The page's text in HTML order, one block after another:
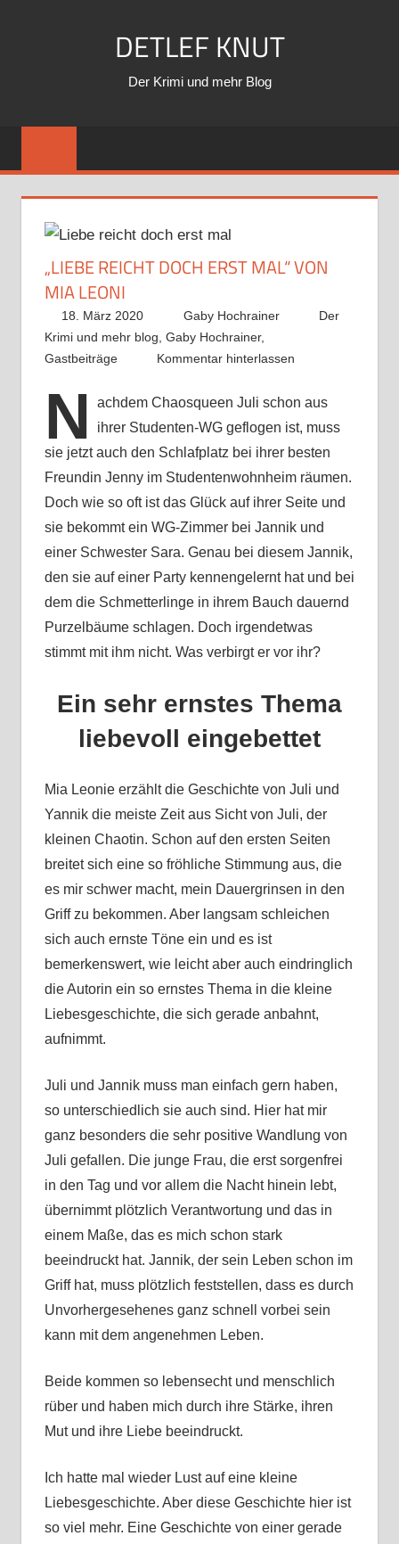
DETLEF KNUT
Der Krimi und mehr Blog
„LIEBE REICHT DOCH ERST MAL“ VON
MIA LEONI
18. März 2020 Gaby Hochrainer
Der
Krimi und mehr blog, Gaby Hochrainer,
Gastbeiträge
Kommentar hinterlassen
N
achdem Chaosqueen Juli schon aus
ihrer Studenten-WG geflogen ist, muss
sie jetzt auch den Schlafplatz bei ihrer besten
Freundin Jenny im Studentenwohnheim räumen.
Doch wie so oft ist das Glück auf ihrer Seite und
sie bekommt ein WG-Zimmer bei Jannik und
einer Schwester Sara. Genau bei diesem Jannik,
den sie auf einer Party kennengelernt hat und bei
dem die Schmetterlinge in ihrem Bauch dauernd
Purzelbäume schlagen. Doch irgendetwas
stimmt mit ihm nicht. Was verbirgt er vor ihr?
Ein sehr ernstes Thema
liebevoll eingebettet
Mia Leonie erzählt die Geschichte von Juli und
Yannik die meiste Zeit aus Sicht von Juli, der
kleinen Chaotin. Schon auf den ersten Seiten
breitet sich eine so fröhliche Stimmung aus, die
es mir schwer macht, mein Dauergrinsen in den
Griff zu bekommen. Aber langsam schleichen
sich auch ernste Töne ein und es ist
bemerkenswert, wie leicht aber auch eindringlich
die Autorin ein so ernstes Thema in die kleine
Liebesgeschichte, die sich gerade anbahnt,
aufnimmt.
Juli und Jannik muss man einfach gern haben,
so unterschiedlich sie auch sind. Hier hat mir
ganz besonders die sehr positive Wandlung von
Juli gefallen. Die junge Frau, die erst sorgenfrei
in den Tag und vor allem die Nacht hinein lebt,
übernimmt plötzlich Verantwortung und das in
einem Maße, das es mich schon stark
beeindruckt hat. Jannik, der sein Leben schon im
Griff hat, muss plötzlich feststellen, dass es durch
Unvorhergesehenes ganz schnell vorbei sein
kann mit dem angenehmen Leben.
Beide kommen so lebensecht und menschlich
rüber und haben mich durch ihre Stärke, ihren
Mut und ihre Liebe beeindruckt.
Ich hatte mal wieder Lust auf eine kleine
Liebesgeschichte. Aber diese Geschichte hier ist
so viel mehr. Eine Geschichte von einer gerade